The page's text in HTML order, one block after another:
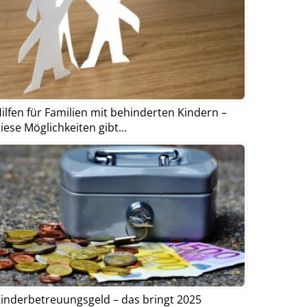
für Familien mit behinderten Kindern –
Möglichkeiten gibt...
– das bringt 2025